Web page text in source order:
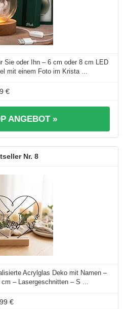
Sie oder Ihn – 6 cm oder 8 cm LED
mit einem Foto im Krista ...
€
ANGEBOT »
8
Acrylglas Deko mit Namen –
– Lasergeschnitten – S ...
€